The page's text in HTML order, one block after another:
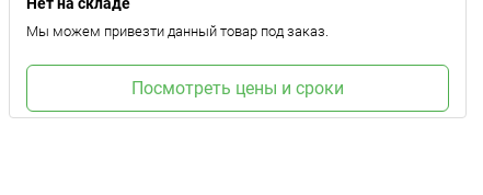
Мы можем привезти данный товар под заказ.
Посмотреть цены и сроки